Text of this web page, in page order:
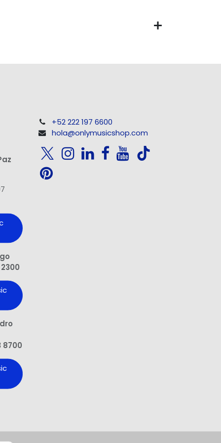
8700
+52 222 197 6600
hola@onlymusicshop.com